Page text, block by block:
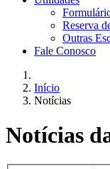
Reserva
Outras
Fale Conosco
Início
Notícias
Notícias